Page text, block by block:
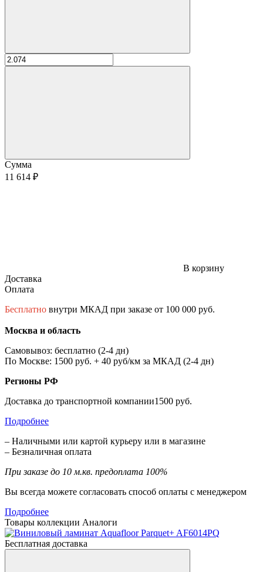
Сумма
11 614 ₽
В корзину
Доставка
Оплата
Бесплатно внутри МКАД при заказе от 100 000 руб.
Москва и область
Самовывоз: бесплатно (2-4 дн)
По Москве: 1500 руб. + 40 руб/км за МКАД (2-4 дн)
Регионы РФ
Доставка до транспортной компании1500 руб.
Подробнее
– Наличными или картой курьеру или в магазине
– Безналичная оплата
При заказе до 10 м.кв. предоплата 100%
Вы всегда можете согласовать способ оплаты с менеджером
Подробнее
Товары коллекции Аналоги
Бесплатная доставка